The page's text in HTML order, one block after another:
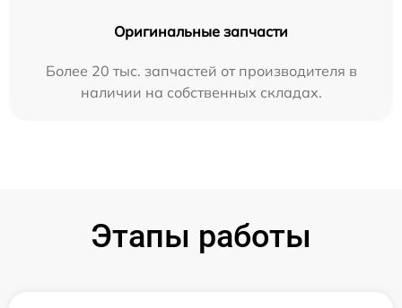
Оригинальные запчасти
Более 20 тыс. запчастей от производителя в
наличии на собственных складах.
Этапы работы